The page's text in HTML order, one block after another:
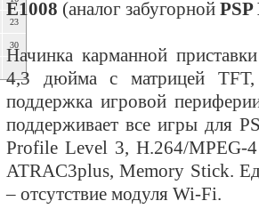
23
30
E1008 (аналог забугорной PSP
Начинка карманной
4,3 дюйма с матрицей TFT,
поддержка игровой
поддерживает все игры для
Profile Level 3, H.264/
ATRAC3plus, Memory Stick.
– отсутствие модуля Wi-Fi.